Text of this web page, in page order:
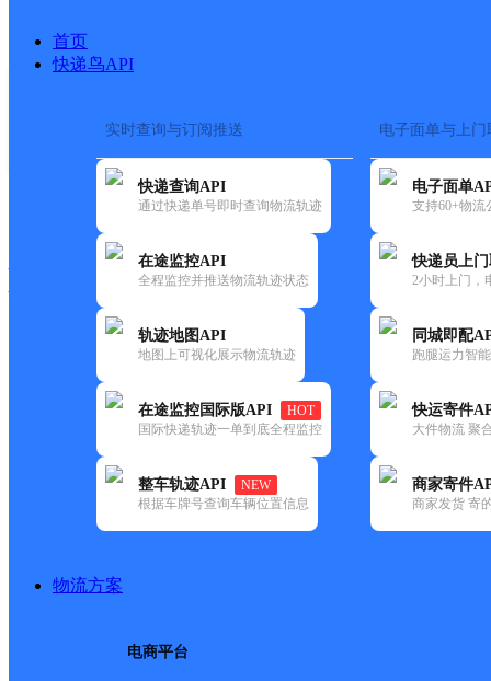
首页
快递鸟API
实时查询与订阅推送
快递查询API
通过快递单号即时查询物流轨迹
在途监控API
全程监控并推送物流轨迹状态
轨迹地图API
地图上可视化展示物流轨迹
在途监控国际版API
HOT
国际快递轨迹一单到底全程监控
整车轨迹API
NEW
根据车牌号查询车辆位置信息
电子面单与上门
电子面单
支持60+物流
快递员上
2小时上门，
同城即配
跑腿运力智
快运寄件
大件物流 聚
商家寄件
商家发货 寄
物流方案
电商平台
快运大全 快递时效
德邦
凤台县丁集乡合作点ID11049
更新时间：2022-07-12 00:00:00
所属快递：德邦快递
所属区域：安徽省-淮南市-凤台县
网点地址：安徽省淮南市凤台县丁集乡十字街世纪华联超
网点负责人：